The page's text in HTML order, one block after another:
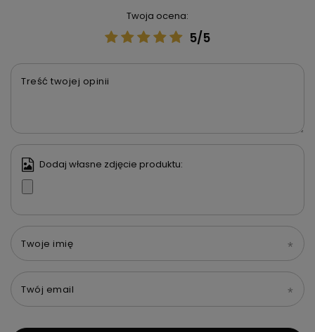
Twoja ocena:
5/5
Treść twojej opinii
Dodaj własne zdjęcie produktu:
Twoje imię
Twój email